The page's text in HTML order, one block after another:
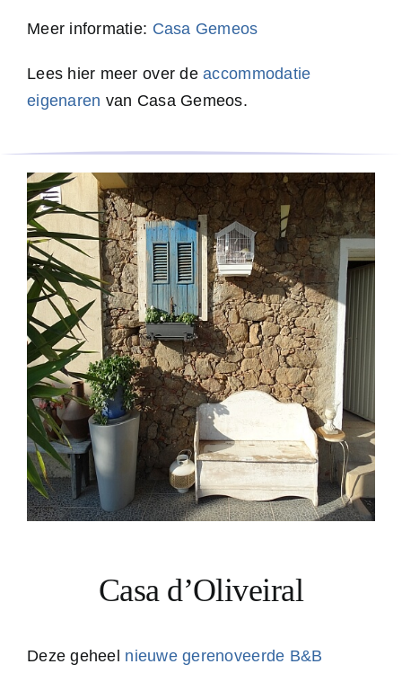
Meer informatie: Casa Gemeos
Lees hier meer over deaccommodatie
eigenaren van Casa Gemeos.
Casa d’Oliveiral
Deze geheel nieuwe gerenoveerde B&B